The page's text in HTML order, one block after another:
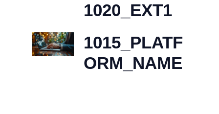
1020_EXT1
1015_PLATF
ORM_NAME